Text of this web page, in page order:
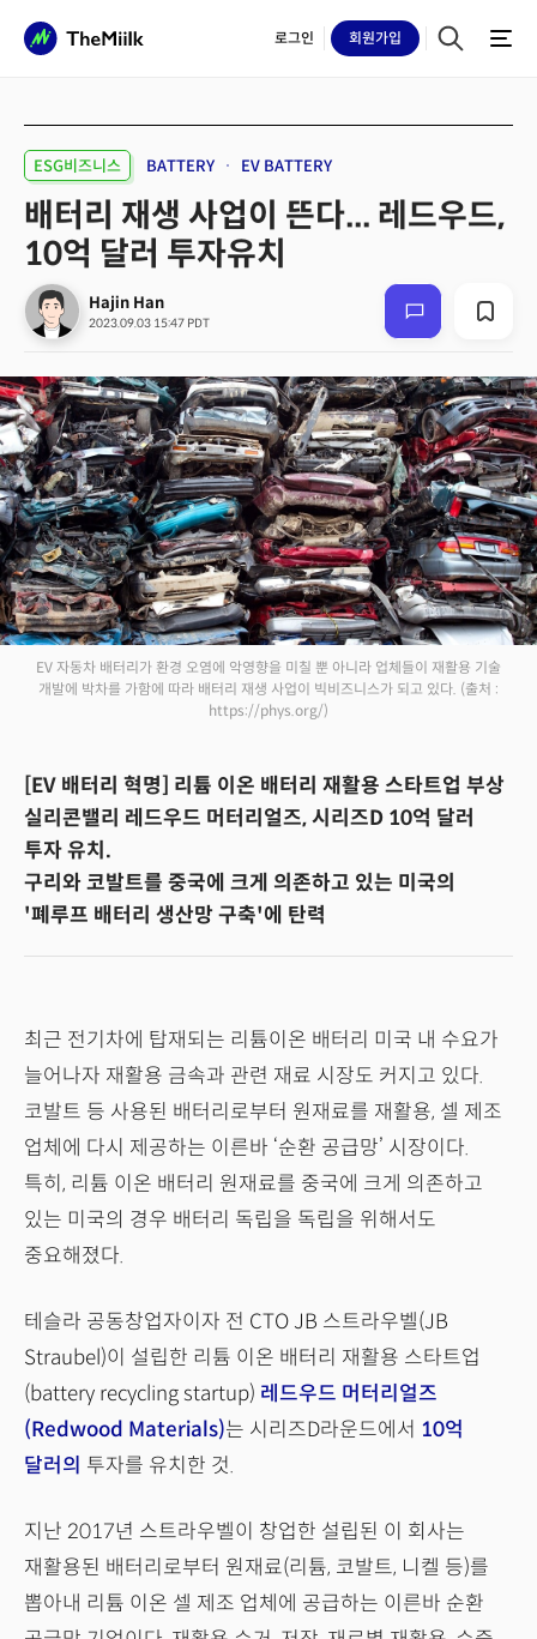
로그인 회원가입
ESG비즈니스 BATTERY EV BATTERY
배터리 재생 사업이 뜬다... 레드우드,
10억 달러 투자유치
Hajin Han
2023.09.03 15:47 PDT
EV 자동차 배터리가 환경 오염에 악영향을 미칠 뿐 아니라 업체들이 재활용 기술
개발에 박차를 가함에 따라 배터리 재생 사업이 빅비즈니스가 되고 있다. (출처 :
https://phys.org/)
[EV 배터리 혁명] 리튬 이온 배터리 재활용 스타트업 부상
실리콘밸리 레드우드 머터리얼즈, 시리즈D 10억 달러
투자 유치.
구리와 코발트를 중국에 크게 의존하고 있는 미국의
'폐루프 배터리 생산망 구축'에 탄력
최근 전기차에 탑재되는 리튬이온 배터리 미국 내 수요가
늘어나자 재활용 금속과 관련 재료 시장도 커지고 있다.
코발트 등 사용된 배터리로부터 원재료를 재활용, 셀 제조
업체에 다시 제공하는 이른바 ‘순환 공급망’ 시장이다.
특히, 리튬 이온 배터리 원재료를 중국에 크게 의존하고
있는 미국의 경우 배터리 독립을 독립을 위해서도
중요해졌다.
테슬라 공동창업자이자 전 CTO JB 스트라우벨(JB
Straubel)이 설립한 리튬 이온 배터리 재활용 스타트업
(battery recycling startup) 레드우드 머터리얼즈
(Redwood Materials)는 시리즈D라운드에서 10억
달러의 투자를 유치한 것.
지난 2017년 스트라우벨이 창업한 설립된 이 회사는
재활용된 배터리로부터 원재료(리튬, 코발트, 니켈 등)를
뽑아내 리튬 이온 셀 제조 업체에 공급하는 이른바 순환